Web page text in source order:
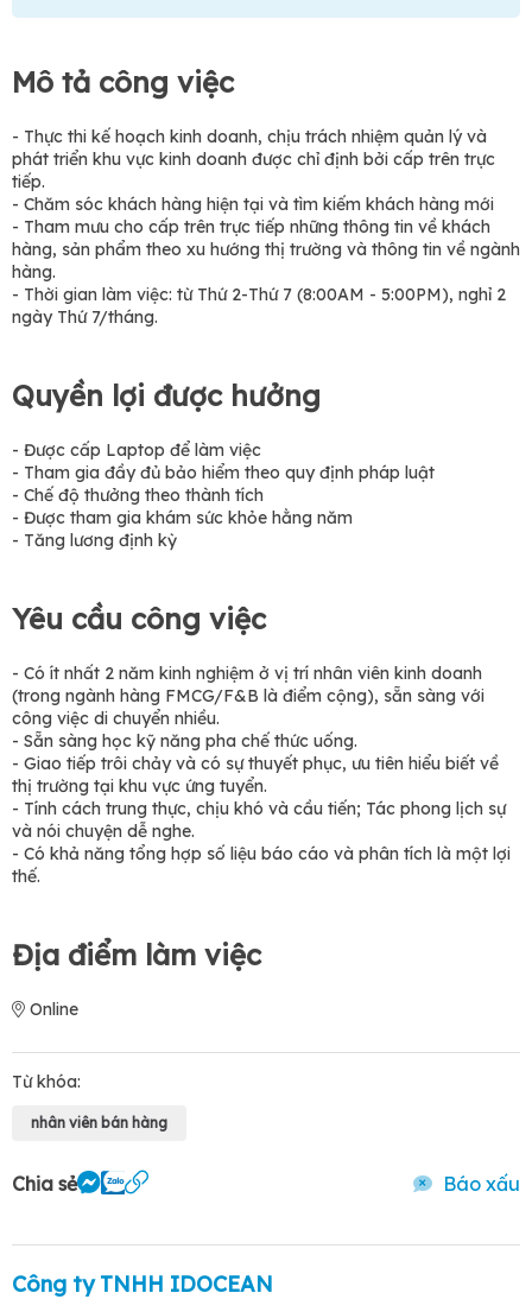
Mô tả công việc
- Thực thi kế hoạch kinh doanh, chịu trách nhiệm quản lý và
phát triển khu vực kinh doanh được chỉ định bởi cấp trên trực
tiếp.
- Chăm sóc khách hàng hiện tại và tìm kiếm khách hàng mới
- Tham mưu cho cấp trên trực tiếp những thông tin về khách
hàng, sản phẩm theo xu hướng thị trường và thông tin về ngành
hàng.
- Thời gian làm việc: từ Thứ 2-Thứ 7 (8:00AM - 5:00PM), nghỉ 2
ngày Thứ 7/tháng.
Quyền lợi được hưởng
- Được cấp Laptop để làm việc
- Tham gia đầy đủ bảo hiểm theo quy định pháp luật
- Chế độ thưởng theo thành tích
- Được tham gia khám sức khỏe hằng năm
- Tăng lương định kỳ
Yêu cầu công việc
- Có ít nhất 2 năm kinh nghiệm ở vị trí nhân viên kinh doanh
(trong ngành hàng FMCG/F&B là điểm cộng), sẵn sàng với
công việc di chuyển nhiều.
- Sẵn sàng học kỹ năng pha chế thức uống.
- Giao tiếp trôi chảy và có sự thuyết phục, ưu tiên hiểu biết về
thị trường tại khu vực ứng tuyển.
- Tính cách trung thực, chịu khó và cầu tiến; Tác phong lịch sự
và nói chuyện dễ nghe.
- Có khả năng tổng hợp số liệu báo cáo và phân tích là một lợi
thế.
Địa điểm làm việc
Online
Từ khóa:
nhân viên bán hàng
Chia sẻ Báo xấu
Công ty TNHH IDOCEAN